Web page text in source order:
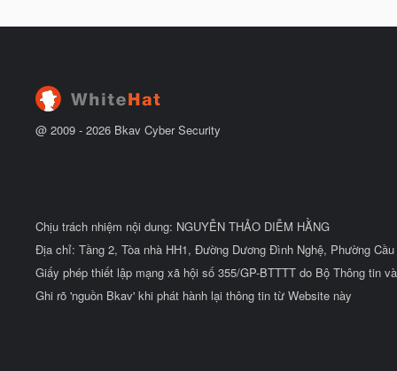
y
ầ
@ 2009 - 2026 Bkav Cyber Security
Chịu trách nhiệm nội dung: NGUYỄN THẢO DIỄM HẰNG
Địa chỉ: Tầng 2, Tòa nhà HH1, Đường Dương Đình Nghệ, Phường
Giấy phép thiết lập mạng xã hội số 355/GP-BTTTT do Bộ Thông tin
Ghi rõ 'nguồn Bkav' khi phát hành lại thông tin từ Website này